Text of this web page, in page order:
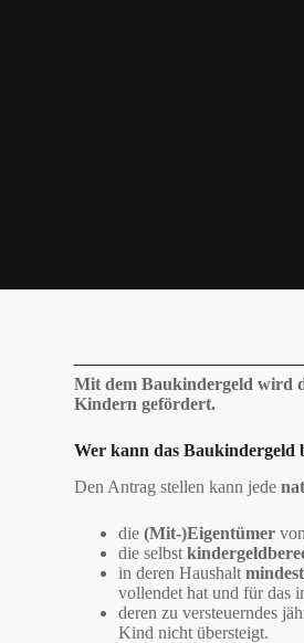
Mit dem Baukindergeld wird
Kindern gefördert.
Wer kann das Baukindergeld
Den Antrag stellen kann jede
die (Mit-)Eigentümer
die selbst
in deren Haushalt
vollendet hat und für das
deren zu versteuerndes
Kind nicht übersteigt.